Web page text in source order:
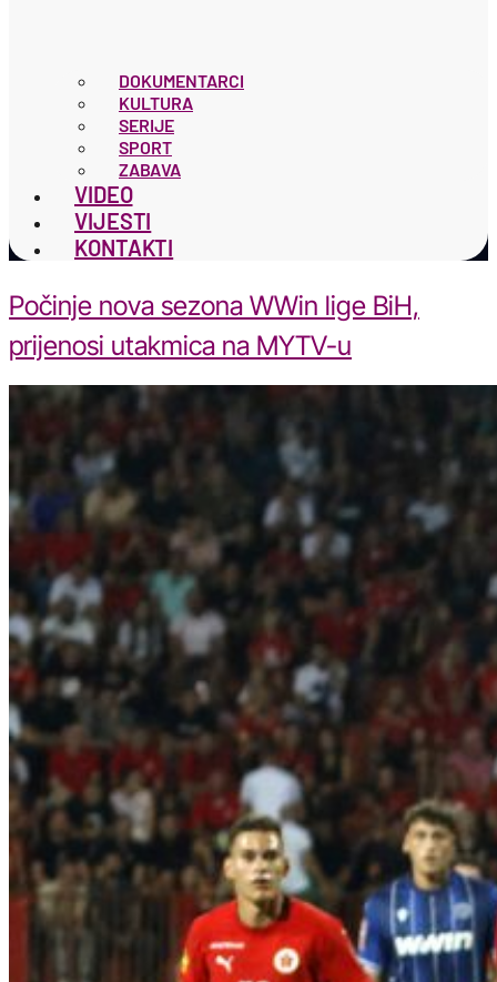
DOKUMENTARCI
KULTURA
SERIJE
SPORT
ZABAVA
VIDEO
VIJESTI
KONTAKTI
Počinje nova sezona WWin lige BiH,
prijenosi utakmica na MYTV-u